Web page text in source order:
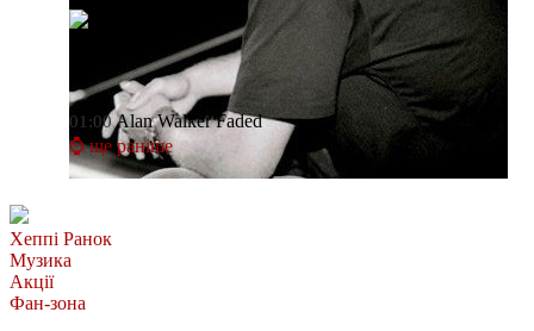
01:00Alan Walker Faded
⌚ ще раніше
Хеппі Ранок
Музика
Акції
Фан-зона